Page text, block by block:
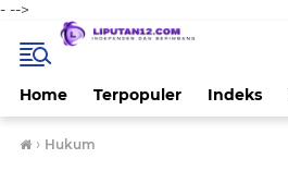
- -->
Home Terpopuler Indeks
› Hukum